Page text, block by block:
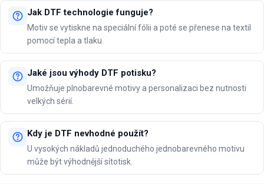
Jak DTF technologie funguje?
Motiv se vytiskne na speciální fólii a poté se přenese na textil
pomocí tepla a tlaku.
Jaké jsou výhody DTF potisku?
Umožňuje plnobarevné motivy a personalizaci bez nutnosti
velkých sérií.
Kdy je DTF nevhodné použít?
U vysokých nákladů jednoduchého jednobarevného motivu
může být výhodnější sítotisk.